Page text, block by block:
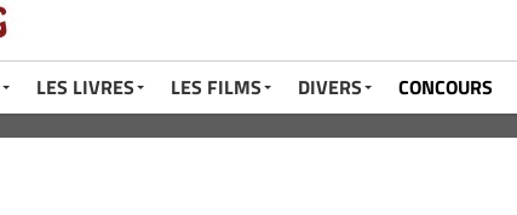
LES LIVRES LES FILMS DIVERS CONCOURS